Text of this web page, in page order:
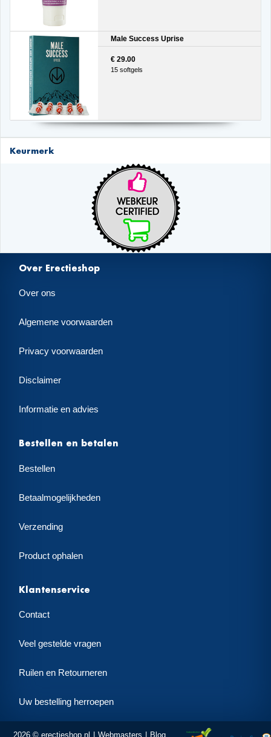
Male Success Uprise
€ 29.00
15 softgels
Keurmerk
Over Erectieshop
Over ons
Algemene voorwaarden
Privacy voorwaarden
Disclaimer
Informatie en advies
Bestellen en betalen
Bestellen
Betaalmogelijkheden
Verzending
Product ophalen
Klantenservice
Contact
Veel gestelde vragen
Ruilen en Retourneren
Uw bestelling herroepen
2026 © erectieshop.nl Webmasters Blog